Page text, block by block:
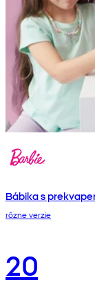
Bábika s
rôzne verzie
20